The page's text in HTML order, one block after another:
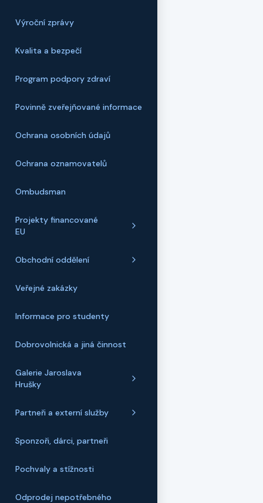
Výroční zprávy
Kvalita a bezpečí
Program podpory zdraví
Povinně zveřejňované informace
Ochrana osobních údajů
Ochrana oznamovatelů
Ombudsman
Projekty financované
EU
Obchodní oddělení
Veřejné zakázky
Informace pro studenty
Dobrovolnická a jiná činnost
Galerie Jaroslava
Hrušky
Partneři a externí služby
Sponzoři, dárci, partneři
Pochvaly a stížnosti
Odprodej nepotřebného